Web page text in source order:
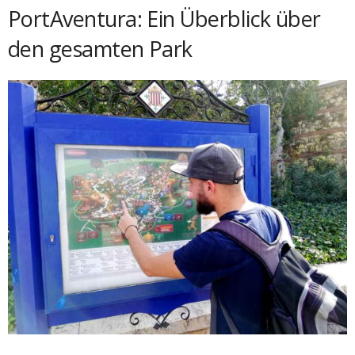
PortAventura: Ein Überblick über
den gesamten Park